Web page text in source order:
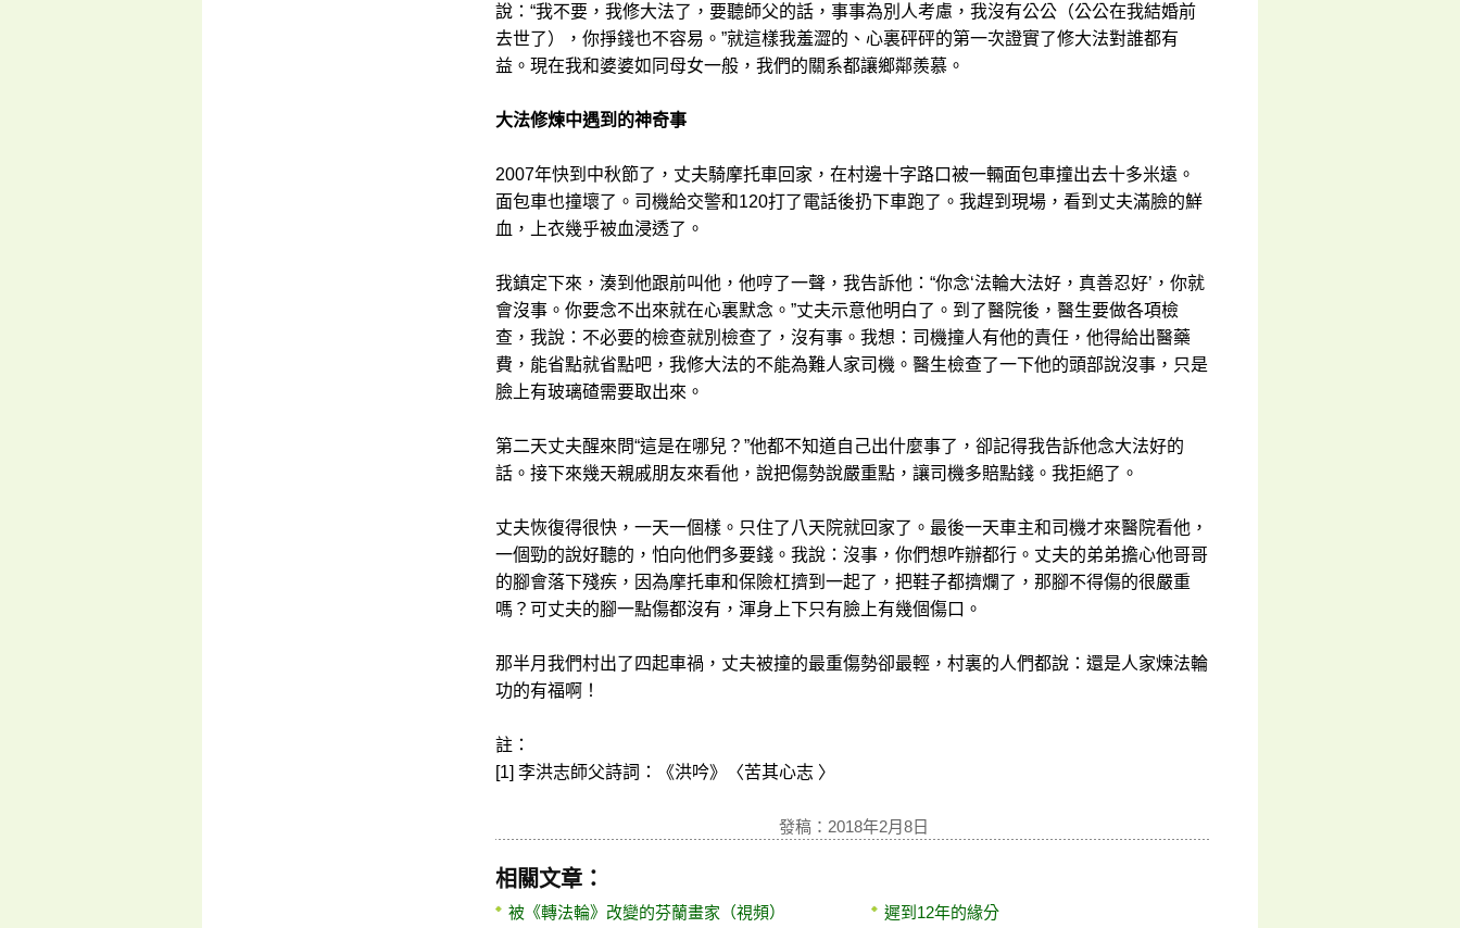
說：“我不要，我修大法了，要聽師父的話，事事為別人考慮，我沒有公公（公公在我結婚前
去世了），你掙錢也不容易。”就這樣我羞澀的、心裏砰砰的第一次證實了修大法對誰都有
益。現在我和婆婆如同母女一般，我們的關系都讓鄉鄰羨慕。
大法修煉中遇到的神奇事
2007年快到中秋節了，丈夫騎摩托車回家，在村邊十字路口被一輛面包車撞出去十多米遠。
面包車也撞壞了。司機給交警和120打了電話後扔下車跑了。我趕到現場，看到丈夫滿臉的鮮
血，上衣幾乎被血浸透了。
我鎮定下來，湊到他跟前叫他，他哼了一聲，我告訴他：“你念‘法輪大法好，真善忍好’，你就
會沒事。你要念不出來就在心裏默念。”丈夫示意他明白了。到了醫院後，醫生要做各項檢
查，我說：不必要的檢查就別檢查了，沒有事。我想：司機撞人有他的責任，他得給出醫藥
費，能省點就省點吧，我修大法的不能為難人家司機。醫生檢查了一下他的頭部說沒事，只是
臉上有玻璃碴需要取出來。
第二天丈夫醒來問“這是在哪兒？”他都不知道自己出什麼事了，卻記得我告訴他念大法好的
話。接下來幾天親戚朋友來看他，說把傷勢說嚴重點，讓司機多賠點錢。我拒絕了。
丈夫恢復得很快，一天一個樣。只住了八天院就回家了。最後一天車主和司機才來醫院看他，
一個勁的說好聽的，怕向他們多要錢。我說：沒事，你們想咋辦都行。丈夫的弟弟擔心他哥哥
的腳會落下殘疾，因為摩托車和保險杠擠到一起了，把鞋子都擠爛了，那腳不得傷的很嚴重
嗎？可丈夫的腳一點傷都沒有，渾身上下只有臉上有幾個傷口。
那半月我們村出了四起車禍，丈夫被撞的最重傷勢卻最輕，村裏的人們都說：還是人家煉法輪
功的有福啊！
註：
[1] 李洪志師父詩詞：《洪吟》〈苦其心志 〉
發稿：2018年2月8日
相關文章：
被《轉法輪》改變的芬蘭畫家（視頻） 遲到12年的緣分